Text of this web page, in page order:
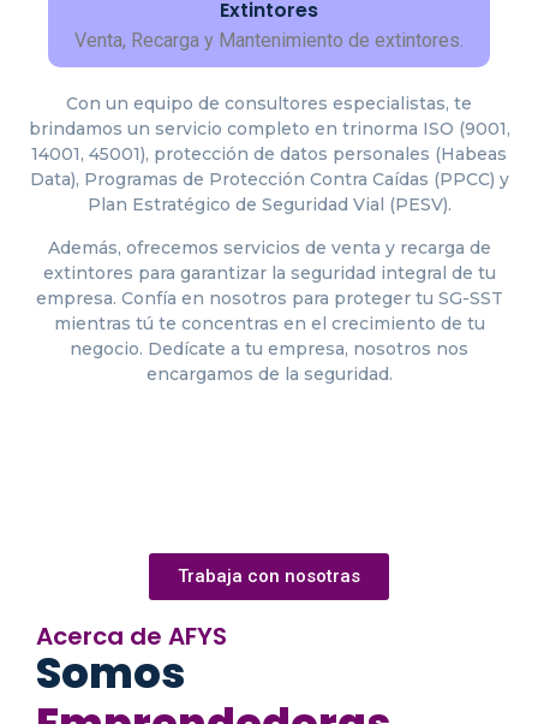
Extintores
Venta, Recarga y Mantenimiento de extintores.
Con un equipo de consultores especialistas, te
brindamos un servicio completo en trinorma ISO (9001,
14001, 45001), protección de datos personales (Habeas
Data), Programas de Protección Contra Caídas (PPCC) y
Plan Estratégico de Seguridad Vial (PESV).
Además, ofrecemos servicios de venta y recarga de
extintores para garantizar la seguridad integral de tu
empresa. Confía en nosotros para proteger tu SG-SST
mientras tú te concentras en el crecimiento de tu
negocio. Dedícate a tu empresa, nosotros nos
encargamos de la seguridad.
Trabaja con nosotras
Acerca de AFYS
Somos